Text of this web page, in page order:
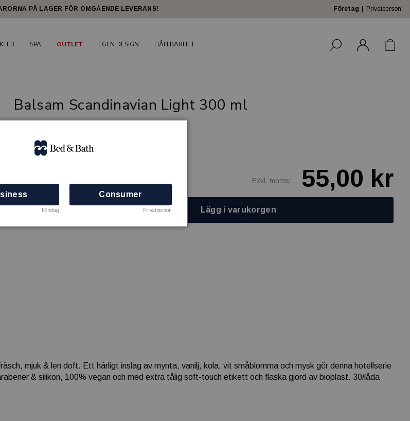
Företag Privatperson
PÅ LAGER FÖR OMGÅENDE LEVERANS!
SPA OUTLET EGEN DESIGN HÅLLBARHET
Balsam Scandinavian Light 300 ml
SCANDINAVIAN LIGHT
Artikelnr: 80060305
Finns i lager Exkl. moms: 55,00 kr
Lägg i varukorgen
mjuk & len doft. Ett härligt inslag av mynta, vanilj, kola, vit småblomma och mysk gör denna hotellserie
& silikon, 100% vegan och med extra tålig soft-touch etikett och flaska gjord av bioplast. 30/låda
Företag
Consumer
Privatperson